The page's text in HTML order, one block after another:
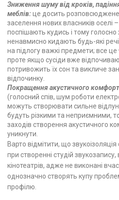
Зниження шуму від кроків,
меблів:це досить розповсюджене
заселення нових власників оселі
поспішають кудись і тому голосно
ненавмисно кидають будь-які
на підлогу важкі предмети; все
проте якщо сусіди вже
потривожить їх сон та викличе
відпочинку.
Покращення акустичного
(голосний спів, шум роботи
можуть створювати сильне
будуть різкими та неприємними,
заходів створення акустичного
уникнути.
Варто відмітити, що
при створенні студій
кінотеатрів, адже не виконані
однозначно створять купу
профілю.